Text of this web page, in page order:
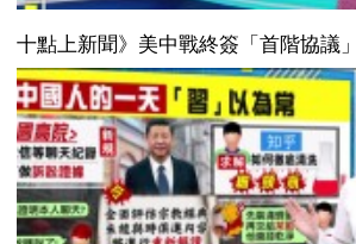
十點上新聞》美中戰終簽「首階協議